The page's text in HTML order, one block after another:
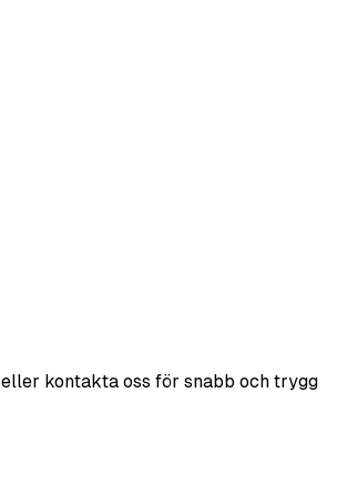
eller kontakta oss för snabb och trygg